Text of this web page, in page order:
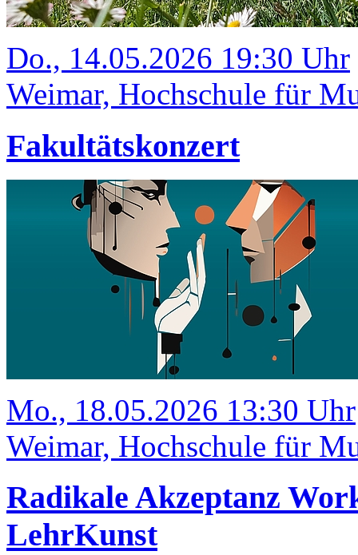
Do., 14.05.2026 19:30 Uhr
Weimar, Hochschule für
Fakultätskonzert
Mo., 18.05.2026 13:30 Uhr
Weimar, Hochschule für
Radikale Akzeptanz
LehrKunst